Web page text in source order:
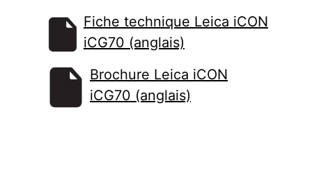
Fiche technique Leica iCON
iCG70 (anglais)
Brochure Leica iCON
iCG70 (anglais)